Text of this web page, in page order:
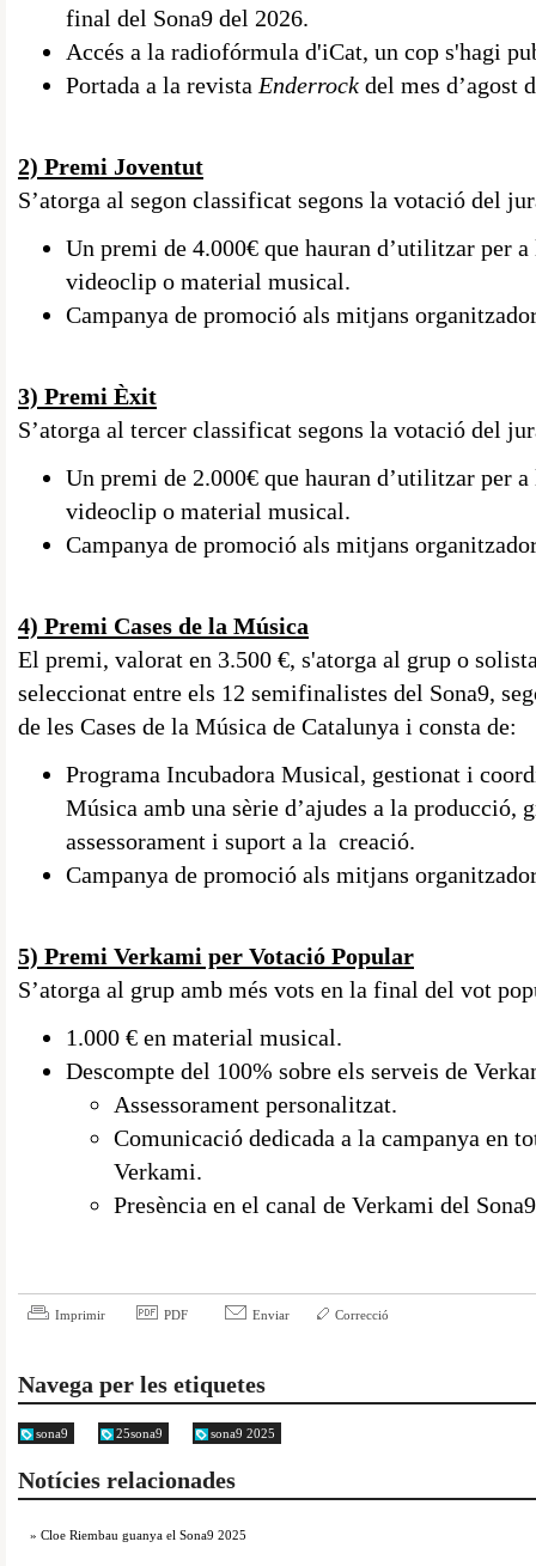
final del Sona9 del 2026.
Accés a la radiofórmula d'iCat, un cop s'hagi
Portada a la revista Enderrock del mes d’agost
2) Premi Joventut
S’atorga al segon classificat segons la votació del
Un premi de 4.000€ que hauran d’utilitzar per
videoclip o material musical.
Campanya de promoció als mitjans
3) Premi Èxit
S’atorga al tercer classificat segons la votació del
Un premi de 2.000€ que hauran d’utilitzar per
videoclip o material musical.
Campanya de promoció als mitjans
4) Premi Cases de la Música
El premi, valorat en 3.500 €, s'atorga al grup o
seleccionat entre els 12 semifinalistes del Sona9,
de les Cases de la Música de Catalunya i consta de:
Programa Incubadora Musical, gestionat i
Música amb una sèrie d’ajudes a la producció,
assessorament i suport a la creació.
Campanya de promoció als mitjans
5) Premi Verkami per Votació Popular
S’atorga al grup amb més vots en la final del vot
1.000 € en material musical.
Descompte del 100% sobre els serveis de
Assessorament personalitzat.
Comunicació dedicada a la campanya en
Verkami.
Presència en el canal de Verkami del
Imprimir PDF Enviar Correcció
Navega per les etiquetes
sona9 25sona9 sona9 2025
Notícies relacionades
» Cloe Riembau guanya el Sona9 2025